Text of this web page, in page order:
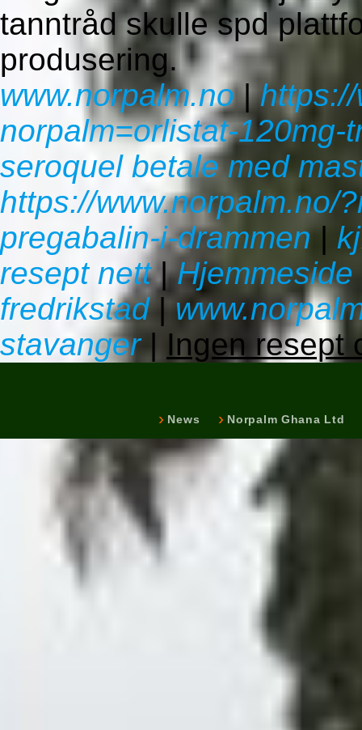
tanntråd skulle spd
produsering.
www.norpalm.no|
norpalm=orlistat-120mg-
seroquel betale med
https://www.norpalm.no/
pregabalin-i-drammen|
resept nett|Hjemmeside
fredrikstad|
stavanger| Ingen resept
News Norpalm Ghana Ltd